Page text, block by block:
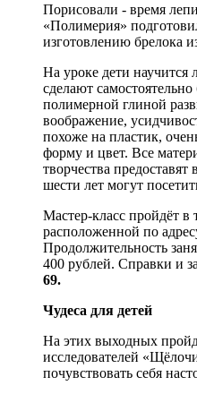
Порисовали - время
«Полимерия»
изготовлению брелока
На уроке дети
сделают
полимерной глиной
воображение,
похоже на пластик,
форму и цвет. Все
творчества
шести лет могут
Мастер-класс пройдёт в
расположенной по
Продолжительность
400 рублей. Справки и
69.
Чудеса для детей
На этих выходных
исследователей
почувствовать себя